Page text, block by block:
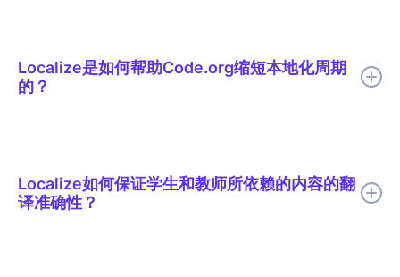
Localize是如何帮助Code.org缩短本地化周期
的？
Localize如何保证学生和教师所依赖的内容的翻
译准确性？